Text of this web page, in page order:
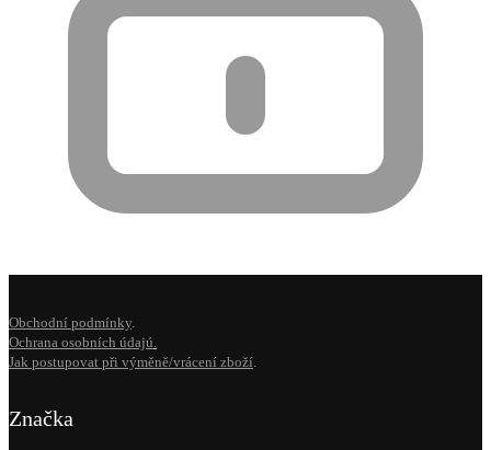
Obchodní podmínky.
Ochrana osobních údajú.
Jak postupovat při výměně/vrácení zboží.
Značka